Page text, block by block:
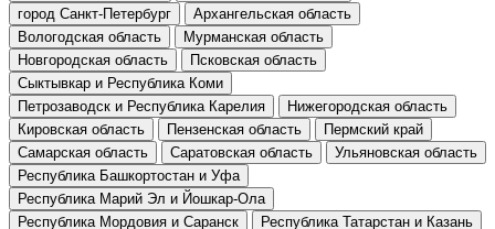
город Санкт-Петербург
Архангельская область
Вологодская область
Мурманская область
Новгородская область
Псковская область
Сыктывкар и Республика Коми
Петрозаводск и Республика Карелия
Нижегородская область
Кировская область
Пензенская область
Пермский край
Самарская область
Саратовская область
Ульяновская область
Республика Башкортостан и Уфа
Республика Марий Эл и Йошкар-Ола
Республика Мордовия и Саранск
Республика Татарстан и Казань